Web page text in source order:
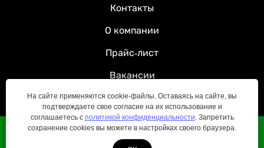
Контакты
О компании
Прайс-лист
Вакансии
На сайте применяются cookie-файлы. Оставаясь на сайте, вы
подтверждаете свое согласие на их использование и
соглашаетесь с политикой конфиденциальности. Запретить
сохранение cookies вы можете в настройках своего браузера.